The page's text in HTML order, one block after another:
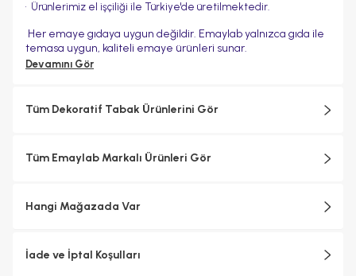
•⁠ ⁠Ürünlerimiz el işçiliği ile Türkiye'de üretilmektedir.
Her emaye gıdaya uygun değildir. Emaylab yalnızca gıda ile
temasa uygun, kaliteli emaye ürünleri sunar.
Devamını Gör
Tüm Dekoratif Tabak Ürünlerini Gör
Tüm Emaylab Markalı Ürünleri Gör
Hangi Mağazada Var
İade ve İptal Koşulları